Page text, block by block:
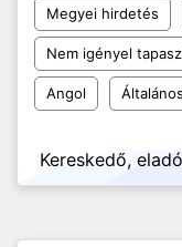
Megyei hirdetés
Nem igényel
Angol Általános
Kereskedő, eladó